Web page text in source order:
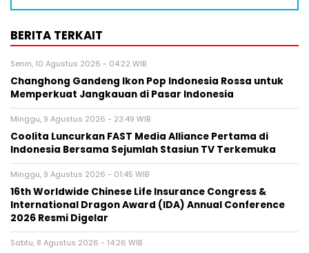
BERITA TERKAIT
Senin, 10 Agustus 2026 - 04:22 WIB
Changhong Gandeng Ikon Pop Indonesia Rossa untuk
Memperkuat Jangkauan di Pasar Indonesia
Minggu, 9 Agustus 2026 - 23:49 WIB
Coolita Luncurkan FAST Media Alliance Pertama di
Indonesia Bersama Sejumlah Stasiun TV Terkemuka
Minggu, 9 Agustus 2026 - 01:45 WIB
16th Worldwide Chinese Life Insurance Congress &
International Dragon Award (IDA) Annual Conference
2026 Resmi Digelar
Sabtu, 8 Agustus 2026 - 14:26 WIB